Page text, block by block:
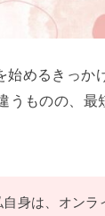
始めるきっか
うものの、最
自身は、オンラ